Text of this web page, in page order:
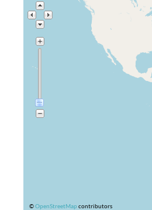
©OpenStreetMap contributors